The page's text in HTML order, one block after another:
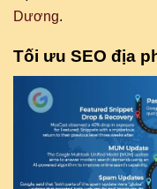
Dương.
Tối ưu SEO địa